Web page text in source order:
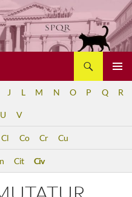
J L M N O P Q R
U V
Cl Co Cr Cu
Cit Civ